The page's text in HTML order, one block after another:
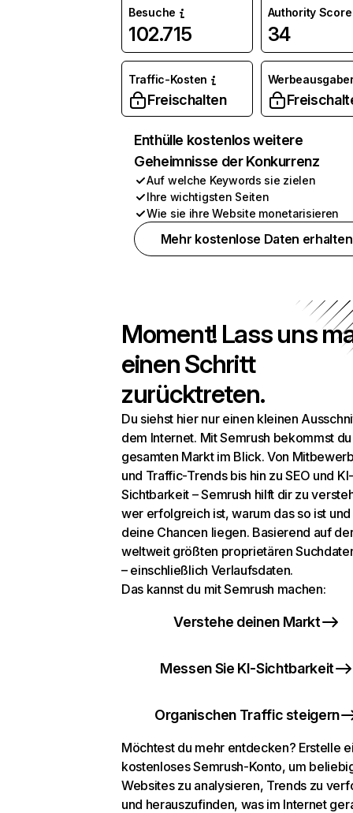
Besuche
102.715
Authority Score
34
Traffic-Kosten
Freischalten
Enthülle kostenlos weitere
Geheimnisse der Konkurrenz
Auf welche Keywords sie zielen
Ihre wichtigsten Seiten
Wie sie ihre Website monetarisieren
Mehr kostenlose Daten erhalten
Moment! Lass uns
einen Schritt
zurücktreten.
Du siehst hier nur einen kleinen
dem Internet. Mit Semrush bekommst
gesamten Markt im Blick. Von
und Traffic-Trends bis hin zu SEO und KI-
Sichtbarkeit – Semrush hilft dir zu
wer erfolgreich ist, warum das so ist
deine Chancen liegen. Basierend auf
weltweit größten proprietären
– einschließlich Verlaufsdaten.
Das kannst du mit Semrush machen:
Verstehe deinen Markt
Messen Sie KI-Sichtbarkeit
Organischen Traffic steigern
Möchtest du mehr entdecken? Erstelle
kostenloses Semrush-Konto, um
Websites zu analysieren, Trends zu
und herauszufinden, was im Internet